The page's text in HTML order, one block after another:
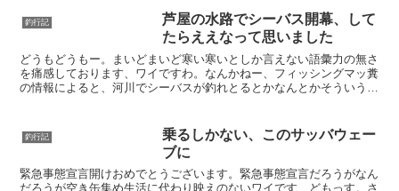
釣行記
芦屋の水路でシーバス開幕、して
たらええなって思いました
どうもどうもー。まいどまいど寒い寒いとしか言えない語彙力の無さ
を痛感しております、ワイですわ。なんかねー、フィッシングマッ糞
の情報によると、河川でシーバスが釣れとるとかなんとかそういう情
釣行記
乗るしかない、このサッバウェー
ブに
緊急事態宣言開けおめでとうございます。緊急事態宣言だろうがなん
だろうが空き缶集め生活に代わり映えのないワイです、どもっす。さ